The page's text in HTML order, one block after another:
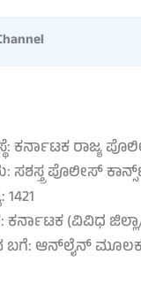
ಕರ್ನಾಟಕ ರಾಜ್ಯ
ಸಶಸ್ತ್ರ ಪೊಲೀಸ್
ಕರ್ನಾಟಕ (ವಿವಿಧ
ಬಗೆ: ಆನ್‌ಲೈನ್